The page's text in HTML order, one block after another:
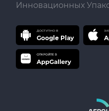
Инновационных